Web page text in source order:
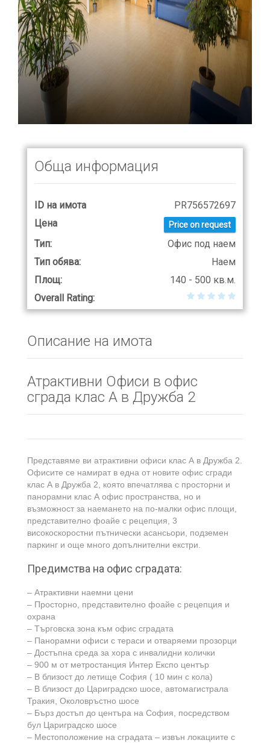
Обща информация
ID на имота
PR756572697
Цена
Price on request
Тип:
Офис под наем
Тип обява:
Наем
Площ:
140 - 500 кв.м.
Overall Rating:
Описание на имота
Атрактивни Офиси в офис
сграда клас А в Дружба 2
Представяме ви атрактивни офиси клас А в Дружба 2.
Офисите се намират в една от новите офис сгради
клас А в Дружба 2, която впечатлява с просторни и
панорамни клас А офис пространства, но и
възможност за наемането на по-малки офис площи,
представително фоайе с рецепция, 3
високоскоростни пътнически асансьори, подземен
паркинг и още много допълнителни екстри.
Предимства на офис сградата:
– Атрактивни наемни цени
– Просторно, представително фоайе с рецепция и
охрана
– Търговска зона към офис сградата
– Панорамни офиси с тераси и отваряеми прозорци
– Достъпна среда за хора с инвалидни колички
– 900 м от метростанция Интер Експо център
– В близост до летище София ( 10 мин с кола)
– В близост до Цариградско шосе, автомагистрала
Тракия, Околовръстно шосе
– Бърз достъп до центъра на София, посредством
бул Цариградско шосе
– Местоположение на сградата – извън локациите с